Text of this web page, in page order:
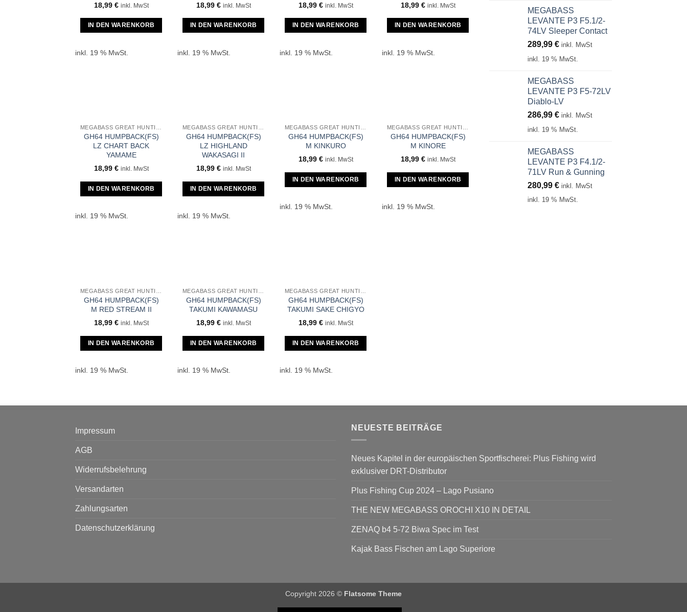
18,99 € inkl. MwSt
IN DEN WARENKORB
inkl. 19 % MwSt.
18,99 € inkl. MwSt
IN DEN WARENKORB
inkl. 19 % MwSt.
18,99 € inkl. MwSt
IN DEN WARENKORB
inkl. 19 % MwSt.
18,99 € inkl. MwSt
IN DEN WARENKORB
inkl. 19 % MwSt.
GH64 HUMPBACK(FS)
LZ CHART BACK
YAMAME
18,99 € inkl. MwSt
IN DEN WARENKORB
inkl. 19 % MwSt.
GH64 HUMPBACK(FS)
LZ HIGHLAND
WAKASAGI II
18,99 € inkl. MwSt
IN DEN WARENKORB
inkl. 19 % MwSt.
GH64 HUMPBACK(FS)
M KINKURO
18,99 € inkl. MwSt
IN DEN WARENKORB
inkl. 19 % MwSt.
GH64 HUMPBACK(FS)
M KINORE
18,99 € inkl. MwSt
IN DEN WARENKORB
inkl. 19 % MwSt.
GH64 HUMPBACK(FS)
M RED STREAM II
18,99 € inkl. MwSt
IN DEN WARENKORB
inkl. 19 % MwSt.
GH64 HUMPBACK(FS)
TAKUMI KAWAMASU
18,99 € inkl. MwSt
IN DEN WARENKORB
inkl. 19 % MwSt.
GH64 HUMPBACK(FS)
TAKUMI SAKE CHIGYO
18,99 € inkl. MwSt
IN DEN WARENKORB
inkl. 19 % MwSt.
MEGABASS
LEVANTE P3 F5.1/2-
74LV Sleeper Contact
289,99 € inkl. MwSt
inkl. 19 % MwSt.
MEGABASS
LEVANTE P3 F5-72LV
Diablo-LV
286,99 € inkl. MwSt
inkl. 19 % MwSt.
MEGABASS
LEVANTE P3 F4.1/2-
71LV Run & Gunning
280,99 € inkl. MwSt
inkl. 19 % MwSt.
Impressum
AGB
Widerrufsbelehrung
Versandarten
Zahlungsarten
Datenschutzerklärung
NEUESTE BEITRÄGE
Neues Kapitel in der europäischen Sportfischerei: Plus Fishing wird
exklusiver DRT-Distributor
Plus Fishing Cup 2024 – Lago Pusiano
THE NEW MEGABASS OROCHI X10 IN DETAIL
ZENAQ b4 5-72 Biwa Spec im Test
Kajak Bass Fischen am Lago Superiore
Copyright 2026 © Flatsome Theme